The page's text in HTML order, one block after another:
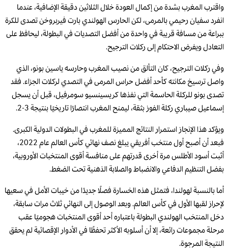
واقترب المغرب بشدة من إكمال العودة خلال الثلاثين دقيقة الإضافية، عندما
انفرد سفيان رحيمي بالمرمى، لكن الحارس الهولندي بارت فيربروخن تصدى للكرة
ببراعة من مسافة قريبة في واحدة من أفضل التصديات في البطولة، ليحافظ على
التعادل ويفرض الاحتكام إلى ركلات الترجيح.
وفي ركلات الترجيح، كان التألق من نصيب المغرب وحارسه ياسين بونو، الذي
واصل ترسيخ مكانته كأحد أفضل حراس المرمى في التصدي لركلات الجزاء. فقد
تصدى بونو للركلة الحاسمة التي نفذها كريسينسيو سومرفيل، قبل أن يسجل
إسماعيل صيباري ركلة الفوز بثقة، ليمنح المغرب انتصارًا تاريخيًا بنتيجة 3-2.
ويؤكد هذا الإنجاز استمرار النتائج المميزة للمغرب في البطولات الدولية الكبرى.
فبعد أن أصبح أول منتخب أفريقي يبلغ نصف نهائي كأس العالم عام 2022،
أثبت أسود الأطلس مرة أخرى قدرتهم على منافسة أقوى المنتخبات الأوروبية،
بفضل التنظيم الدفاعي والانضباط والصلابة الذهنية تحت الضغط.
أما بالنسبة لهولندا، فتمثل هذه الخسارة فصلًا جديدًا من خيبات الأمل في سعيها
لإحراز لقبها الأول في كأس العالم. وبعد الوصول إلى النهائي ثلاث مرات سابقة،
دخل المنتخب الهولندي البطولة باعتباره أحد أقوى المنتخبات هجوميًا عقب
مرحلة مجموعات رائعة، إلا أن أسلوبه الأكثر تحفظًا في الأدوار الإقصائية لم يحقق
النتيجة المرجوة.